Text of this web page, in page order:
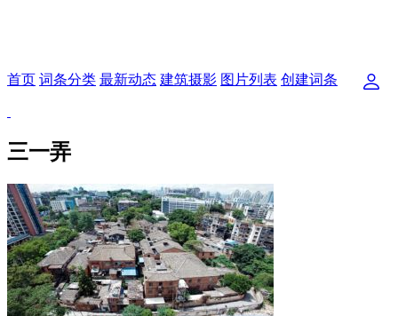
首页 词条分类 最新动态 建筑摄影 图片列表 创建词条
三一弄